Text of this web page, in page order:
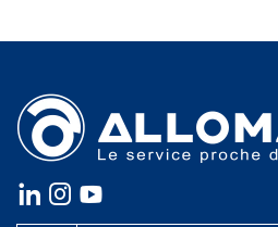
Instagram
instagram
youtube